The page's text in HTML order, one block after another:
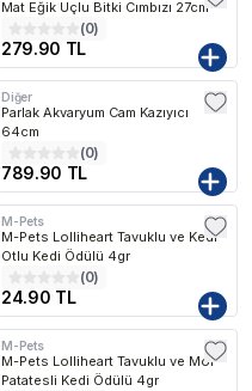
Mat Eğik Uçlu Bitki Cımbızı 27cm
(0)
279.90 TL
Diğer
Parlak Akvaryum Cam Kazıyıcı
64cm
(0)
789.90 TL
M-Pets
M-Pets Lolliheart Tavuklu ve Kedi
Otlu Kedi Ödülü 4gr
(0)
24.90 TL
M-Pets
M-Pets Lolliheart Tavuklu ve Mor
Patatesli Kedi Ödülü 4gr